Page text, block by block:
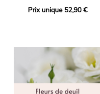
Prix unique 52,90 €